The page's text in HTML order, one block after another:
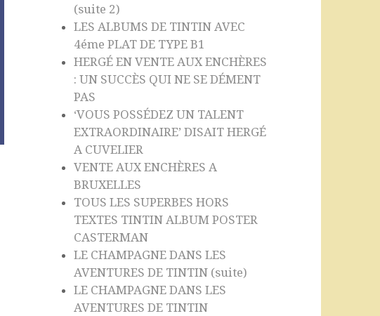
(suite 2)
LES ALBUMS DE TINTIN AVEC
4éme PLAT DE TYPE B1
HERGÉ EN VENTE AUX ENCHÈRES
: UN SUCCÈS QUI NE SE DÉMENT
PAS
‘VOUS POSSÉDEZ UN TALENT
EXTRAORDINAIRE’ DISAIT HERGÉ
A CUVELIER
VENTE AUX ENCHÈRES A
BRUXELLES
TOUS LES SUPERBES HORS
TEXTES TINTIN ALBUM POSTER
CASTERMAN
LE CHAMPAGNE DANS LES
AVENTURES DE TINTIN (suite)
LE CHAMPAGNE DANS LES
AVENTURES DE TINTIN